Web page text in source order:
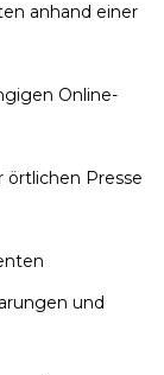
anhand einer
Online-
örtlichen Presse
und